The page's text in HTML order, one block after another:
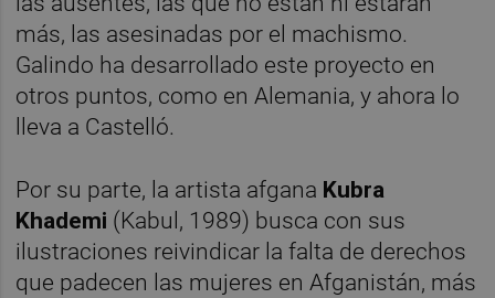
más, las asesinadas por el machismo.
Galindo ha desarrollado este proyecto en
otros puntos, como en Alemania, y ahora lo
lleva a Castelló.
Por su parte, la artista afgana Kubra
Khademi (Kabul, 1989) busca con sus
ilustraciones reivindicar la falta de derechos
que padecen las mujeres en Afganistán, más